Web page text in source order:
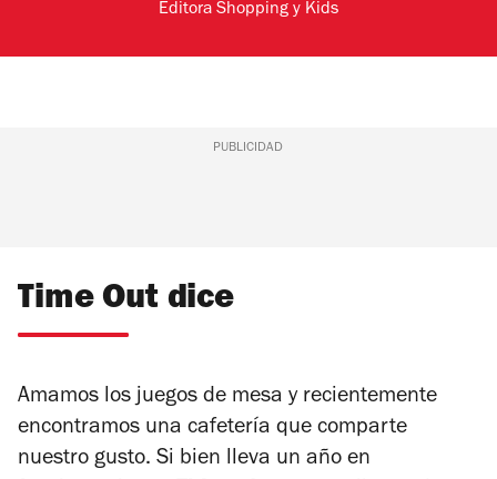
Editora Shopping y Kids
PUBLICIDAD
Time Out dice
Amamos los juegos de mesa y recientemente
encontramos una cafetería que comparte
nuestro gusto. Si bien lleva un año en